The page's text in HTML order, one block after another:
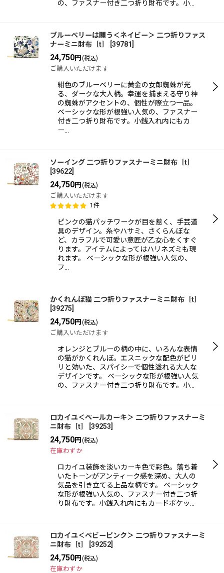
の、ファスナー付き二つ折り財布です。小…
ブルーベリーは願う＜ネイビー＞ 二つ折りファス
ナーミニ財布［t］
39781
24,750円 (税込)
ご購入いただけます
紺色のブルーベリーに黄金の女郎蜘蛛が光
る、ダークな大人柄。幸運を捕まえる守り神
の蜘蛛がアクセントの、個性が際立つ一品。
ベーシックな形が根強い人気の、ファスナー
付き二つ折り財布です。小銭入れ内にもカ
ー…
ソーイング 二つ折りファスナーミニ財布［t］
39622
24,750円 (税込)
ご購入いただけます
1 件
ピンクの猫パッチワークが目を惹く、手芸道
具のデザイン。糸やハサミ、さくらんぼな
ど、カラフルで可愛い意匠が乙女心をくすぐ
ります。アイテムによってはハリネズミも現
れます。 ベーシックな形が根強い人気の、
フ…
かくれんぼ猫 二つ折りファスナーミニ財布［t］
39275
24,750円 (税込)
ご購入いただけます
オレンジとブルーの柄の中に、いろんな表情
の猫がかくれんぼ。エスニックな配色がピリ
リと効いた、スパイシーで個性溢れる大人な
デザインです。 ベーシックな形が根強い人気
の、ファスナー付き二つ折り財布です。小…
ロカイユ＜ペールカーキ＞ 二つ折りファスナーミ
ニ財布［t］
39253
24,750円 (税込)
在庫わずか
ロカイユ装飾を淡いカーキ色で彩色。落ち着
いたトーンがアンティーク感を深め、大人の
気品を引き立てる上品な柄です。 ベーシック
な形が根強い人気の、ファスナー付き二つ折
り財布です。小銭入れ内にもカードポケッ…
ロカイユ＜ベビーピンク＞ 二つ折りファスナーミ
ニ財布［t］
39252
24,750円 (税込)
在庫わずか